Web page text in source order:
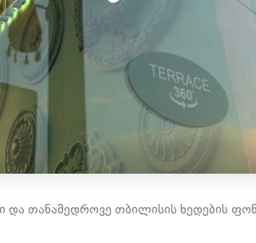
და თანამედროვე თბილისის ხედების